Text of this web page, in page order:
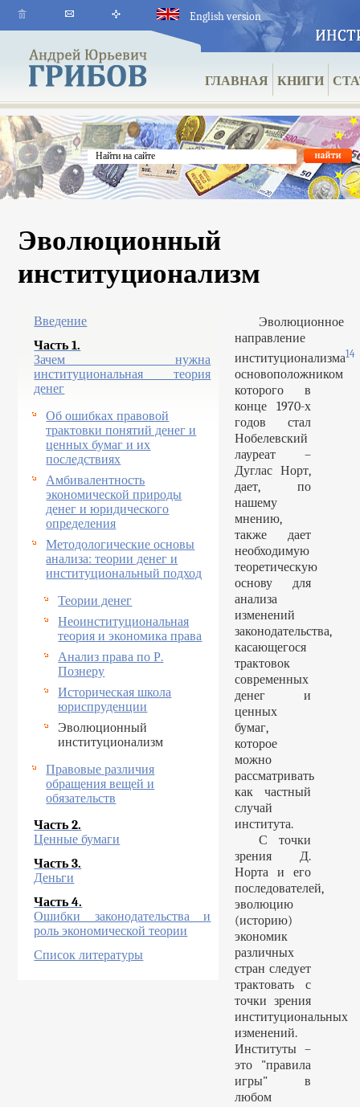
ГЛАВНАЯ КНИГИ
English version
Эволюционный
институционализм
Введение
Часть 1.
Зачем нужна
институциональная теория
денег
Об ошибках правовой
трактовки понятий денег и
ценных бумаг и их
последствиях
Амбивалентность
экономической природы
денег и юридического
определения
Методологические основы
анализа: теории денег и
институциональный подход
Теории денег
Неоинституциональная
теория и экономика права
Анализ права по Р.
Познеру
Историческая школа
юриспруденции
Эволюционный
институционализм
Правовые различия
обращения вещей и
обязательств
Часть 2.
Ценные бумаги
Часть 3.
Деньги
Часть 4.
Ошибки законодательства и
роль экономической теории
Список литературы
Эволюционное
направление
институционализма14
основоположником
которого в
конце 1970-х
годов стал
Нобелевский
лауреат –
Дуглас Норт,
дает, по
нашему
мнению,
также дает
необходимую
теоретическую
основу для
анализа
изменений
законодательства,
касающегося
трактовок
современных
денег и
ценных
бумаг,
которое
можно
рассматривать
как частный
случай
института.
С точки
зрения Д.
Норта и его
последователей,
эволюцию
(историю)
экономик
различных
стран следует
трактовать с
точки зрения
институциональных
изменений.
Институты –
это "правила
игры" в
любом